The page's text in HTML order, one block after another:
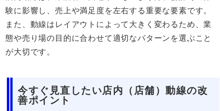
験に影響し、売上や満足度を左右する重要な要素です。
また、動線はレイアウトによって大きく変わるため、業
態や売り場の目的に合わせて適切なパターンを選ぶこと
が大切です。
今すぐ見直したい店内（店舗）動線の改
善ポイント